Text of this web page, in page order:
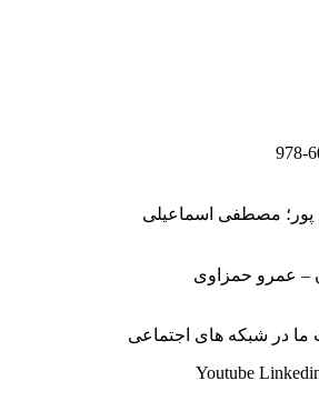
978-
مصطفی اسماعيلی
– عمرو حمزاوی
در شبکه های اجتماعی
Youtube